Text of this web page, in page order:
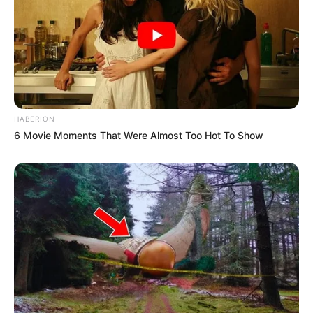
taux de réussite de onze pronostiqueurs de la
presse
au jeu du Simple Gagnant et Placé sur les 10 derniers
Quintés de Plat.
Les Meilleures cotes pour les plus grandes compétitions de
Football sont ici.
Spécial Tocard du PRONOSTIC QUINTÉ
SUPER HANDICAP DE RÉOUVERTURE
Le spécial Tocard de meilleur pronostic est assurément un
jeu spéculatif donc risqué…
9 APAX
HABERION
6 Movie Moments That Were Almost Too Hot To Show